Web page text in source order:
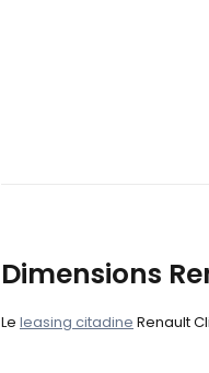
Dimensions
Le leasing citadine Renault